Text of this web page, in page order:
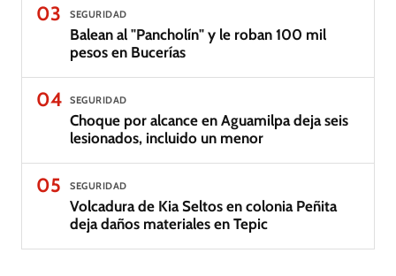
03 SEGURIDAD
Balean al "Pancholín" y le roban 100 mil
pesos en Bucerías
04 SEGURIDAD
Choque por alcance en Aguamilpa deja seis
lesionados, incluido un menor
05 SEGURIDAD
Volcadura de Kia Seltos en colonia Peñita
deja daños materiales en Tepic